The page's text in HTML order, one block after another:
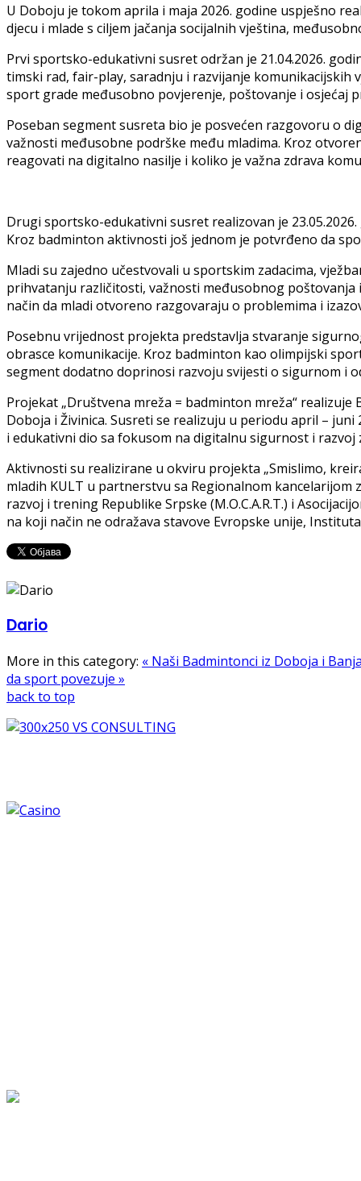
U Doboju je tokom aprila i maja 2026. godine uspješno
djecu i mlade s ciljem jačanja socijalnih vještina,
Prvi sportsko-edukativni susret održan je 21.04.2026.
timski rad, fair-play, saradnju i razvijanje komunikacijskih
sport grade međusobno povjerenje, poštovanje i osjećaj
Poseban segment susreta bio je posvećen razgovoru o
važnosti međusobne podrške među mladima. Kroz
reagovati na digitalno nasilje i koliko je važna zdrava
Drugi sportsko-edukativni susret realizovan je
Kroz badminton aktivnosti još jednom je potvrđeno da
Mladi su zajedno učestvovali u sportskim zadacima,
prihvatanju različitosti, važnosti međusobnog
način da mladi otvoreno razgovaraju o problemima i
Posebnu vrijednost projekta predstavlja stvaranje
obrasce komunikacije. Kroz badminton kao olimpijski
segment dodatno doprinosi razvoju svijesti o sigurnom i
Projekat „Društvena mreža = badminton mreža“
Doboja i Živinica. Susreti se realizuju u periodu april –
i edukativni dio sa fokusom na digitalnu sigurnost i razvoj
Aktivnosti su realizirane u okviru projekta „Smislimo,
mladih KULT u partnerstvu sa Regionalnom kancelarijom
razvoj i trening Republike Srpske (M.O.C.A.R.T.) i
na koji način ne odražava stavove Evropske unije,
Dario
More in this category: « Naši Badmintonci iz Doboja i
da sport povezuje »
back to top